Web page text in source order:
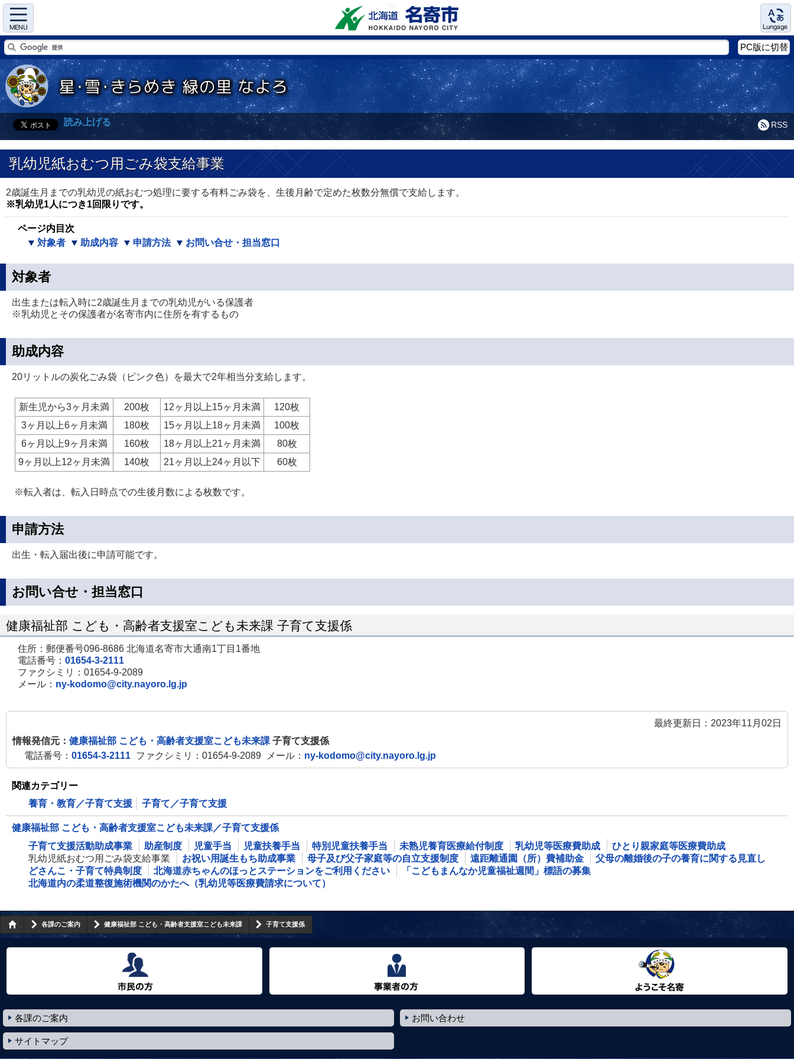
Menu Language
PC版に切替
RSS
読み上げる
乳幼児紙おむつ用ごみ袋支給事業
2歳誕生月までの乳幼児の紙おむつ処理に要する有料ごみ袋を、生後月齢で定めた枚数分無償で支給します。
※乳幼児1人につき1回限りです。
ページ内目次
対象者
助成内容 申請方法 お問い合せ・担当窓口
対象者
出生または転入時に2歳誕生月までの乳幼児がいる保護者
※乳幼児とその保護者が名寄市内に住所を有するもの
助成内容
20リットルの炭化ごみ袋（ピンク色）を最大で2年相当分支給します。
新生児から3ヶ月未満 200枚 12ヶ月以上15ヶ月未満
120枚
3ヶ月以上6ヶ月未満
180枚 15ヶ月以上18ヶ月未満
100枚
6ヶ月以上9ヶ月未満
160枚 18ヶ月以上21ヶ月未満
80枚
9ヶ月以上12ヶ月未満
140枚 21ヶ月以上24ヶ月以下 60枚
※転入者は、転入日時点での生後月数による枚数です。
申請方法
出生・転入届出後に申請可能です。
お問い合せ・担当窓口
健康福祉部 こども・高齢者支援室こども未来課 子育て支援係
住所：郵便番号096-8686 北海道名寄市大通南1丁目1番地
電話番号： 01654-3-2111
ファクシミリ：01654-9-2089
メール： ny-kodomo@city.nayoro.lg.jp
最終更新日：2023年11月02日
情報発信元： 健康福祉部 こども・高齢者支援室こども未来課 子育て支援係
電話番号： 01654-3-2111 ファクシミリ：01654-9-2089 メール： ny-kodomo@city.nayoro.lg.jp
関連カテゴリー
養育・教育／子育て支援
子育て／子育て支援
健康福祉部 こども・高齢者支援室こども未来課／子育て支援係
子育て支援活動助成事業
助産制度 児童手当 児童扶養手当 特別児童扶養手当 未熟児養育医療給付制度 乳幼児等医療費助成
ひとり親家庭等医療費助成
乳幼児紙おむつ用ごみ袋支給事業
お祝い用誕生もち助成事業 母子及び父子家庭等の自立支援制度 遠距離通園（所）費補助金
父母の離婚後の子の養育に関する見直し
どさんこ・子育て特典制度
北海道赤ちゃんのほっとステーションをご利用ください
「こどもまんなか児童福祉週間」標語の募集
北海道内の柔道整復施術機関のかたへ（乳幼児等医療費請求について）
各課のご案内 健康福祉部 こども・高齢者支援室こども未来課 子育て支援係
各課のご案内 お問い合わせ
サイトマップ